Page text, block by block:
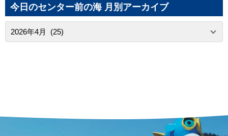
今日のセンター前の海 月別アーカイブ